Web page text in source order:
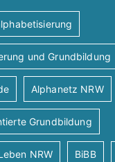
und Grundbildung
Alphanetz NRW
Grundbildung
NRW BiBB